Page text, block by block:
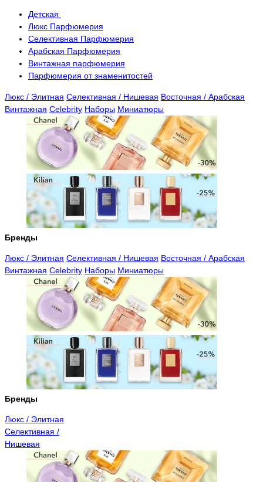
Детская
Люкс Парфюмерия
Селективная Парфюмерия
Арабская Парфюмерия
Винтажная парфюмерия
Парфюмерия от знаменитостей
Люкс / Элитная Селективная / Нишевая Восточная / Арабская
Винтажная Celebrity Наборы Миниатюры
Бренды
Люкс / Элитная Селективная / Нишевая Восточная / Арабская
Винтажная Celebrity Наборы Миниатюры
Бренды
Люкс / Элитная
Селективная /
Нишевая